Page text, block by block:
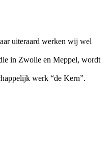
uiteraard werken wij wel
in Zwolle en Meppel, wordt
werk “de Kern”.